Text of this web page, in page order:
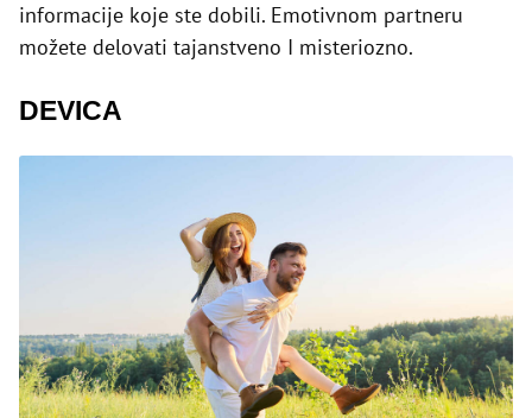
informacije koje ste dobili. Emotivnom partneru
možete delovati tajanstveno I misteriozno.
DEVICA